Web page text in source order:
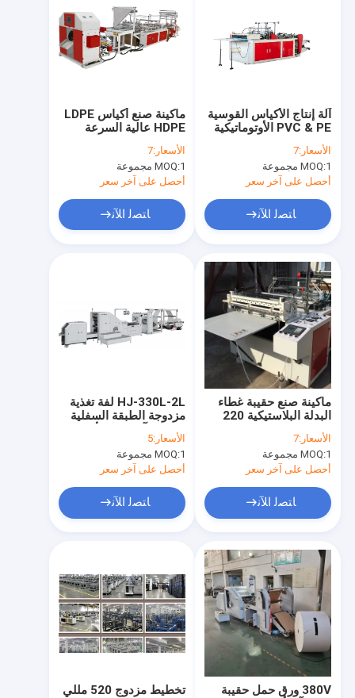
المنتجات
حول بنا
جولة في المعمل
ضبط الجودة
أخبار
جميع القضايا
آلة طباعة فليكس عالية السرعة
آلة طباعة فليكس غير المنسوجة
آلة الطباعة الرقمية فليكسو
آلة طباعة الملصقات فليكسو
ماكينة صنع أكياس LDPE
HDPE عالية السرعة
بمحرك عاكس # ماكينة
صنع أكياس القمامة
البلاستيكية القابلة للتحلل
، 380 فولت 220 فولت
الأسعار:7
MOQ:1 مجموعة
أحصل على آخر سعر
ﺎﺘﺼﻟ ﺍﻶﻧ
آلة إنتاج الأكياس القوسية
PVC & PE الأوتوماتيكية
100um سمك المادة
الأسعار:7
MOQ:1 مجموعة
أحصل على آخر سعر
ﺎﺘﺼﻟ ﺍﻶﻧ
HJ-330L-2L لفة تغذية
مزدوجة الطبقة السفلية
المربعة آلة صنع الأكياس
الورقية # طبقة مزدوجة
أسفل حقيبة حمل الورق
المربعة
الأسعار:5
MOQ:1 مجموعة
أحصل على آخر سعر
ﺎﺘﺼﻟ ﺍﻶﻧ
ماكينة صنع حقيبة غطاء
البدلة البلاستيكية 220
مع إزالة كهربائية ثابتة #
حقيبة حمل ورقية للبدلة
صنع
الأسعار:7
MOQ:1 مجموعة
أحصل على آخر سعر
ﺎﺘﺼﻟ ﺍﻶﻧ
تخطيط مزدوج 520 مللي
380V ورق حمل حقيبة